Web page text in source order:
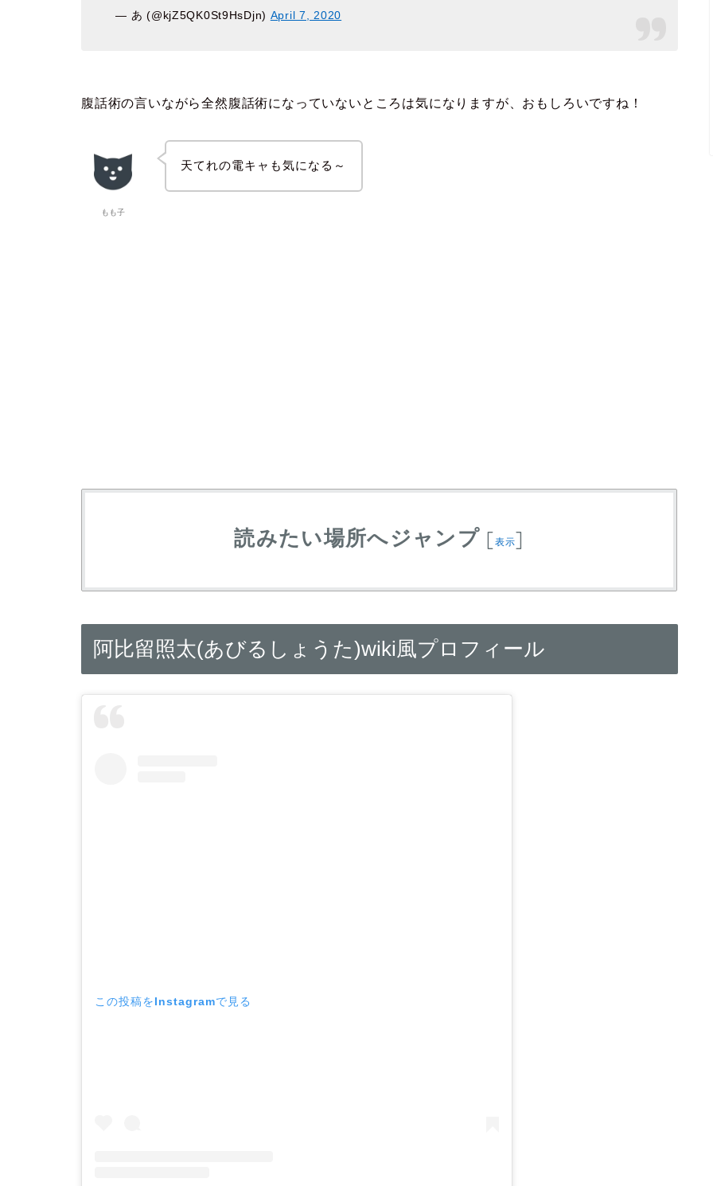
— あ (@kjZ5QK0St9HsDjn) April 7, 2020
腹話術の言いながら全然腹話術になっていないところは気になりますが、おもしろいですね！
もも子
天てれの電キャも気になる～
読みたい場所へジャンプ [表示]
阿比留照太(あびるしょうた)wiki風プロフィール
この投稿をInstagramで見る